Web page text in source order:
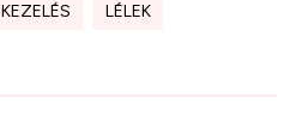
KEZELÉS LÉLEK